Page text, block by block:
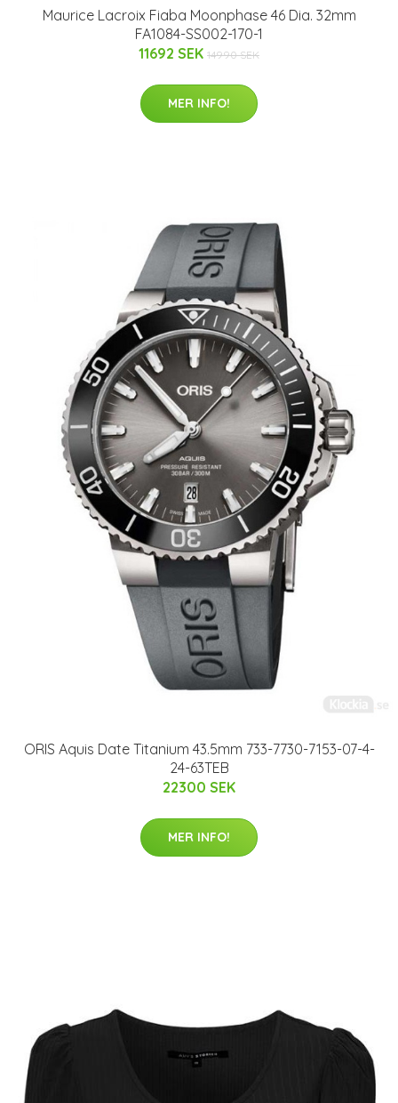
Maurice Lacroix Fiaba Moonphase 46 Dia. 32mm
FA1084-SS002-170-1
11692 SEK 14990 SEK
MER INFO!
ORIS Aquis Date Titanium 43.5mm 733-7730-7153-07-4-
24-63TEB
22300 SEK
MER INFO!